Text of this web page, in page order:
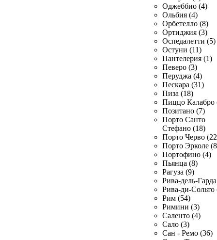
Оджеббио (4)
Ольбия (4)
Орбетелло (8)
Ортиджия (3)
Оспедалетти (5)
Остуни (11)
Пантелерия (1)
Певеро (3)
Перуджа (4)
Пескара (31)
Пиза (18)
Пиццо Калабро
Позитано (7)
Порто Санто
Стефано (18)
Порто Черво
Порто Эрколе
Портофино (4)
Пьянца (8)
Рагуза (9)
Рива-дель-
Рива-ди-Сольто
Рим (54)
Римини (3)
Саленто (4)
Сало (3)
Сан - Ремо (36)